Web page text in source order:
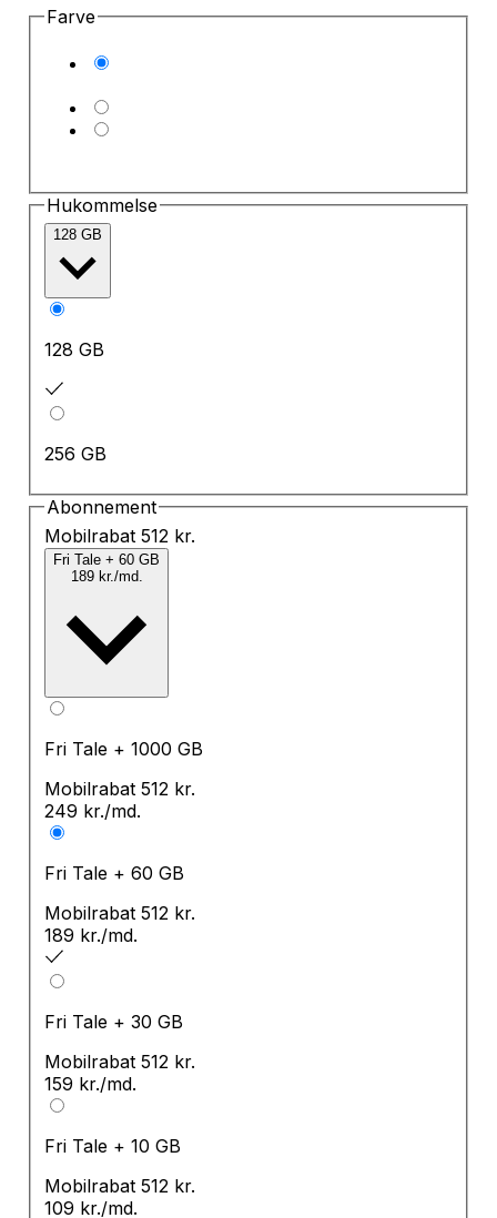
Farve
Hukommelse
128 GB
128 GB
256 GB
Abonnement
Mobilrabat 512 kr.
Fri Tale + 60 GB
189 kr./md.
Fri Tale + 1000 GB
Mobilrabat 512 kr.
249 kr./md.
Fri Tale + 60 GB
Mobilrabat 512 kr.
189 kr./md.
Fri Tale + 30 GB
Mobilrabat 512 kr.
159 kr./md.
Fri Tale + 10 GB
Mobilrabat 512 kr.
109 kr./md.